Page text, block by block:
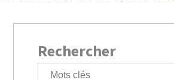
Rechercher